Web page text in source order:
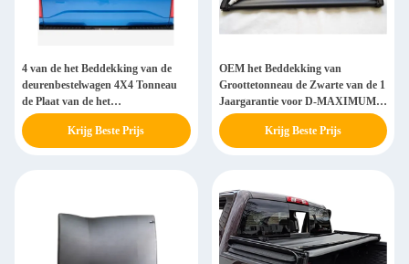
4 van de het Beddekking van de
deurenbestelwagen 4X4 Tonneau
de Plaat van de het
Aluminiumhoningraat/pvc-
Materiaal Krijg Beste Prijs
OEM het Beddekking van
Groottetonneau de Zwarte van de 1
Jaargarantie voor D-MAXIMUM
2013 4 Deuren
Krijg Beste Prijs